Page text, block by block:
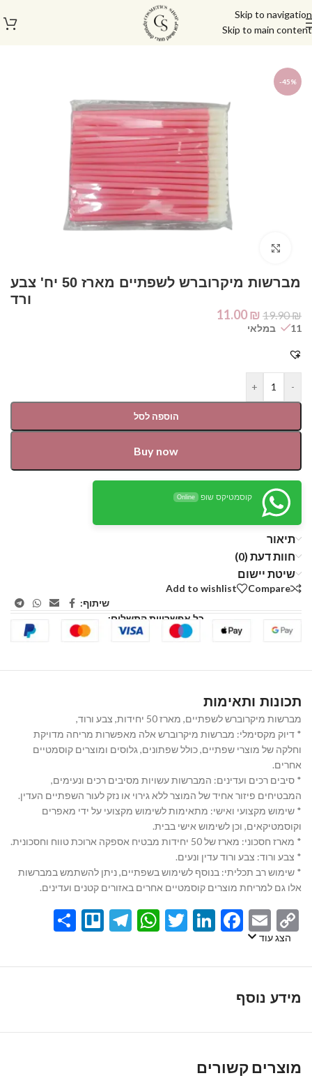
Skip to navigation
Skip to main content
עמוד הבית
-45%
מברשות מיקרוברש לשפתיים מארז 50 יח' צבע
ורד
19.90₪
11.00₪
11 במלאי
-
+
הוספה לסל
Buy now
קוסמטיקס שופ Online
תיאור
חוות דעת (0)
שיטת יישום
Compare
Add to wishlist
שיתוף:
כל אפשרויות התשלום:
תכונות ותאימות
מברשות מיקרוברש לשפתיים, מארז 50 יחידות, צבע ורוד,
* דיוק מקסימלי: מברשות מיקרוברש אלה מאפשרות מריחה מדויקת
וחלקה של מוצרי שפתיים, כולל שפתונים, גלוסים ומוצרים קוסמטיים
אחרים.
* סיבים רכים ועדינים: המברשות עשויות מסיבים רכים ונעימים,
המבטיחים פיזור אחיד של המוצר ללא גירוי או נזק לעור השפתיים העדין.
* שימוש מקצועי ואישי: מתאימות לשימוש מקצועי על ידי מאפרים
וקוסמטיקאים, וכן לשימוש אישי בבית.
* מארז חסכוני: מארז של 50 יחידות מבטיח אספקה ארוכת טווח וחסכונית.
* צבע ורוד: צבע ורוד עדין ונעים.
* שימוש רב תכליתי: בנוסף לשימוש בשפתיים, ניתן להשתמש במברשות
אלו גם למריחת מוצרים קוסמטיים אחרים באזורים קטנים ועדינים.
Copy
Link
Email
Facebook
LinkedIn
Twitter
WhatsApp
Telegram
Trello
הצג עוד
מידע נוסף
מוצרים קשורים